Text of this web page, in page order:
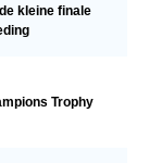
kleine finale
Trophy